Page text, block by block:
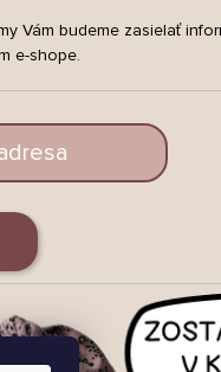
Vám budeme zasielať
e-shope.